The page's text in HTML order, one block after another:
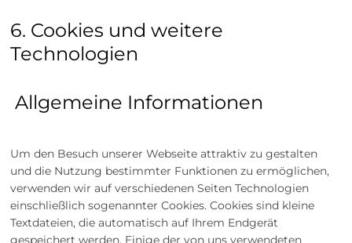
6. Cookies und weitere
Technologien
Allgemeine Informationen
Um den Besuch unserer Webseite attraktiv zu gestalten
und die Nutzung bestimmter Funktionen zu ermöglichen,
verwenden wir auf verschiedenen Seiten Technologien
einschließlich sogenannter Cookies. Cookies sind kleine
Textdateien, die automatisch auf Ihrem Endgerät
gespeichert werden. Einige der von uns verwendeten